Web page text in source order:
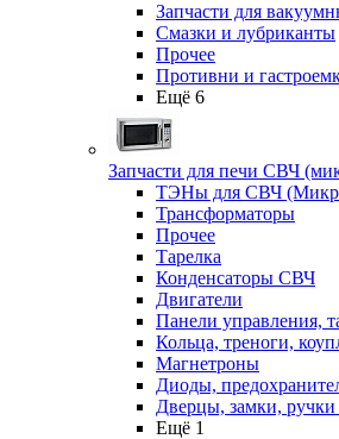
Запчасти для
Смазки и лубриканты
Прочее
Противни и
Ещё 6
Запчасти для печи СВЧ
ТЭНы для СВЧ
Трансформаторы
Прочее
Тарелка
Конденсаторы СВЧ
Двигатели
Панели управления,
Кольца, треноги,
Магнетроны
Диоды,
Дверцы, замки, ручки
Ещё 1